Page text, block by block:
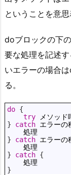
ということを意思
doブロックの下の
要な処理を記述
いエラーの場合
る。
do {
try
メソッド
}
catch エラーの
処理
}
catch エラーの
処理
}
catch {
処理
}